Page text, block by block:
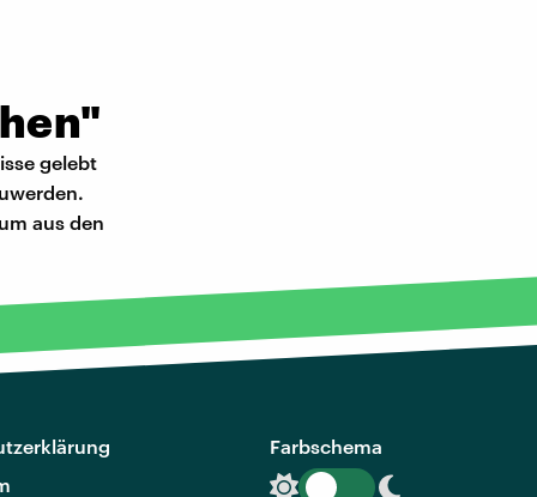
gelebt
aus den
Farbschema